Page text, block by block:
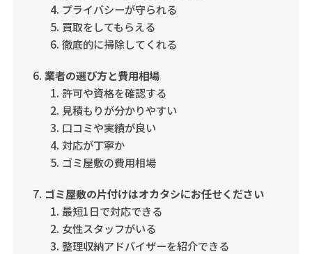
プライバシーが守られる
買取をしてもらえる
徹底的に掃除してくれる
業者の選び方と費用相場
許可や資格を確認する
見積もりが分かりやすい
口コミや実績が良い
対応が丁寧か
ゴミ屋敷の費用相場
ゴミ屋敷の片付けはオカタシにお任せください
最短1日で対応できる
女性スタッフがいる
整理収納アドバイザーを紹介できる